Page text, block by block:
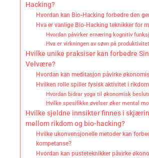
Hacking?
Hvordan kan Bio-Hacking forbedre den
Hva er vanlige Bio-Hacking teknikker for
Hvordan påvirker ernæring kognitiv
Hva er virkningen av søvn på
Hvilke unike praksiser kan forbedre
Velvære?
Hvordan kan meditasjon påvirke
Hvilken rolle spiller fysisk aktivitet i
Hvordan bidrar yoga til økonomisk
Hvilke spesifikke øvelser øker mental
Hvilke sjeldne innsikter finnes i
mellom rikdom og bio-hacking?
Hvilke ukonvensjonelle metoder kan
kompetanse?
Hvordan kan pusteteknikker påvirke